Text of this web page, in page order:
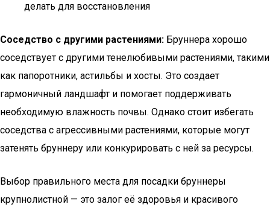
делать для восстановления
Соседство с другими растениями: Бруннера хорошо
соседствует с другими тенелюбивыми растениями, такими
как папоротники, астильбы и хосты. Это создает
гармоничный ландшафт и помогает поддерживать
необходимую влажность почвы. Однако стоит избегать
соседства с агрессивными растениями, которые могут
затенять бруннеру или конкурировать с ней за ресурсы.
Выбор правильного места для посадки бруннеры
крупнолистной — это залог её здоровья и красивого